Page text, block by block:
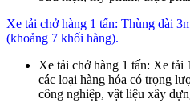
Xe tải chở hàng 1 tấn: Thùng dài
(khoảng 7 khối hàng).
Xe tải chở hàng 1 tấn: Xe tải
các loại hàng hóa có trọng
công nghiệp, vật liệu xây